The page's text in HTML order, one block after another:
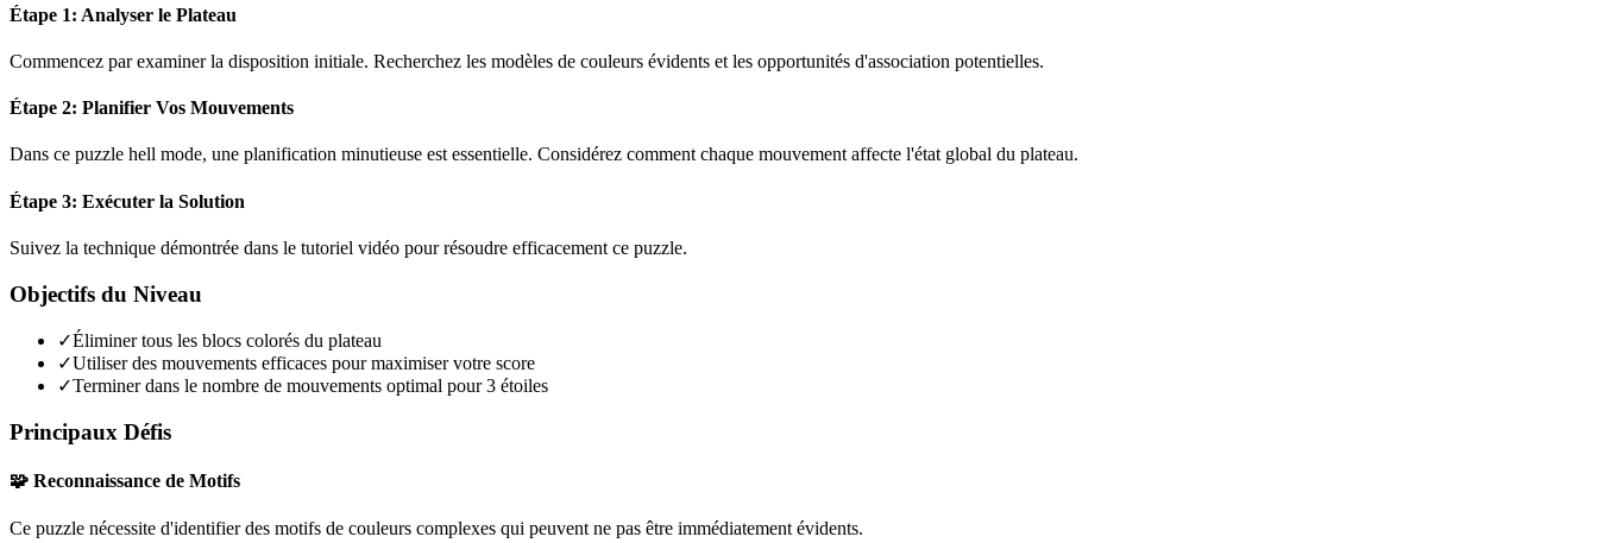
Étape 1: Analyser le Plateau
Commencez par examiner la disposition initiale. Recherchez les modèles de couleurs évidents et les opportunités d'association potentielles.
Étape 2: Planifier Vos Mouvements
Dans ce puzzle hell mode, une planification minutieuse est essentielle. Considérez comment chaque mouvement affecte l'état global du plateau.
Étape 3: Exécuter la Solution
Suivez la technique démontrée dans le tutoriel vidéo pour résoudre efficacement ce puzzle.
Objectifs du Niveau
✓Éliminer tous les blocs colorés du plateau
✓Utiliser des mouvements efficaces pour maximiser votre score
✓Terminer dans le nombre de mouvements optimal pour 3 étoiles
Principaux Défis
🧩 Reconnaissance de Motifs
Ce puzzle nécessite d'identifier des motifs de couleurs complexes qui peuvent ne pas être immédiatement évidents.